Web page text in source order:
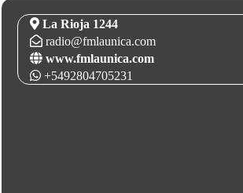
La Rioja 1244
radio@fmlaunica.com
www.fmlaunica.com
+5492804705231